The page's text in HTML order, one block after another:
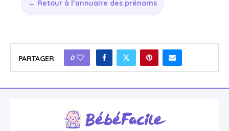
← Retour à l’annuaire des prénoms
PARTAGER 0